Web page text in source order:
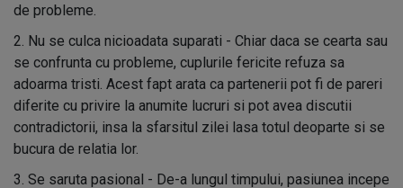
de probleme.
2. Nu se culca nicioadata suparati - Chiar daca se cearta sau
se confrunta cu probleme, cuplurile fericite refuza sa
adoarma tristi. Acest fapt arata ca partenerii pot fi de pareri
diferite cu privire la anumite lucruri si pot avea discutii
contradictorii, insa la sfarsitul zilei lasa totul deoparte si se
bucura de relatia lor.
3. Se saruta pasional - De-a lungul timpului, pasiunea incepe